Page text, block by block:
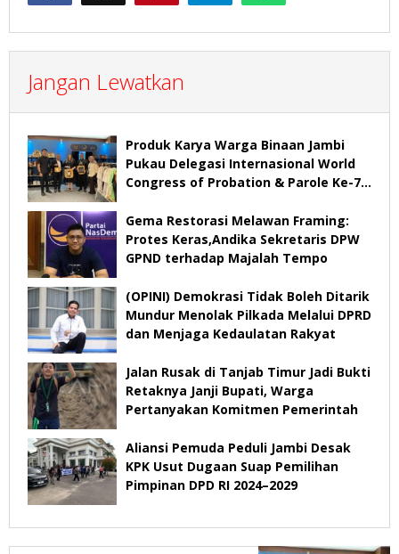
Jangan Lewatkan
Produk Karya Warga Binaan Jambi
Pukau Delegasi Internasional World
Congress of Probation & Parole Ke-7
Gema Restorasi Melawan Framing:
Protes Keras,Andika Sekretaris DPW
GPND terhadap Majalah Tempo
(OPINI) Demokrasi Tidak Boleh Ditarik
Mundur Menolak Pilkada Melalui DPRD
dan Menjaga Kedaulatan Rakyat
Jalan Rusak di Tanjab Timur Jadi Bukti
Retaknya Janji Bupati, Warga
Pertanyakan Komitmen Pemerintah
Aliansi Pemuda Peduli Jambi Desak
KPK Usut Dugaan Suap Pemilihan
Pimpinan DPD RI 2024–2029